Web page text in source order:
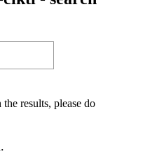
results, please do